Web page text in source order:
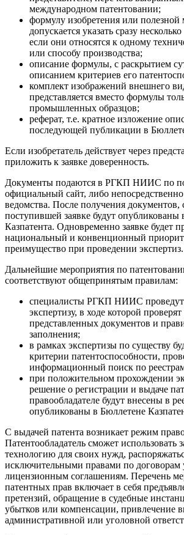
международном патентовании;
формулу изобретения или полезной
допускается указать сразу
если они относятся к одному
или способу производства;
описание формулы, с раскрытием
описанием критериев его
комплект изображений внешнего
представляется вместо формулы
промышленных образцов;
реферат, т.е. кратное изложение
последующей публикации в
Если изобретатель действует через
приложить к заявке доверенность.
Документы подаются в РГКП НИИС по
официальный сайт, либо
ведомства. После получения документов,
поступившей заявке будут опубликованы
Казпатента. Одновременно заявке будет
национальный и конвенционный
преимущество при проведении экспертиз.
Дальнейшие мероприятия по
соответствуют общепринятым правилам:
специалисты РГКП НИИС
экспертизу, в ходе которой
представленных документов и
заполнения;
в рамках экспертизы по существу
критерии патентоспособности,
информационный поиск по
при положительном прохождении
решение о регистрации и выдаче
правообладателе будут внесены в
опубликованы в Бюллетене
С выдачей патента возникает режим
Патентообладатель сможет использовать
технологию для своих нужд,
исключительными правами по договорам
лицензионным соглашениям. Перечень
патентных прав включает в себя
претензий, обращение в судебные
убытков или компенсации, привлечение
административной или уголовной